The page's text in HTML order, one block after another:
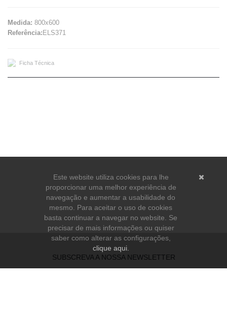
Medida: 800x600
Referência:ELS371
Ficha Técnica
SUBSCREVA A NOSSA NEWSLETTER
Este website utiliza cookies para lhe
proporcionar uma melhor experiência de
navegação e aumentar a usabilidade do
mesmo. Para aceitar o uso de cookies
basta continuar a navegar no website. Se
precisar de mais informações ou quiser
saber como alterar as configurações,
clique aqui.